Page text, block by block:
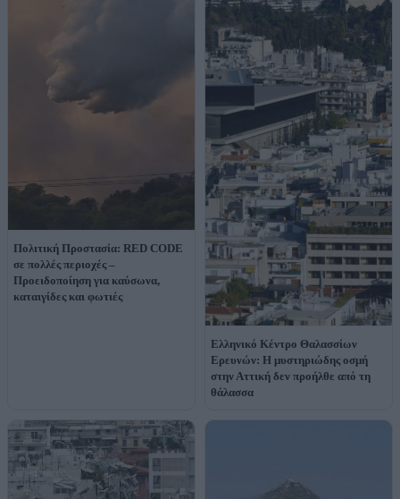
Πολιτική Προστασία: RED CODE
σε πολλές περιοχές –
Προειδοποίηση για καύσωνα,
καταιγίδες και φωτιές
Ελληνικό Κέντρο Θαλασσίων
Ερευνών: Η μυστηριώδης οσμή
στην Αττική δεν προήλθε από τη
θάλασσα